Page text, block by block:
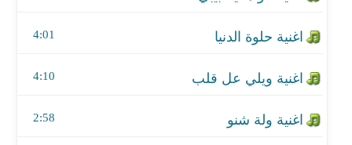
4:01
4:10
2:58
اغنية اكو فد ناس - مع زيد الحبيب
اغنية أبويا بويا
اغنية اول سنة